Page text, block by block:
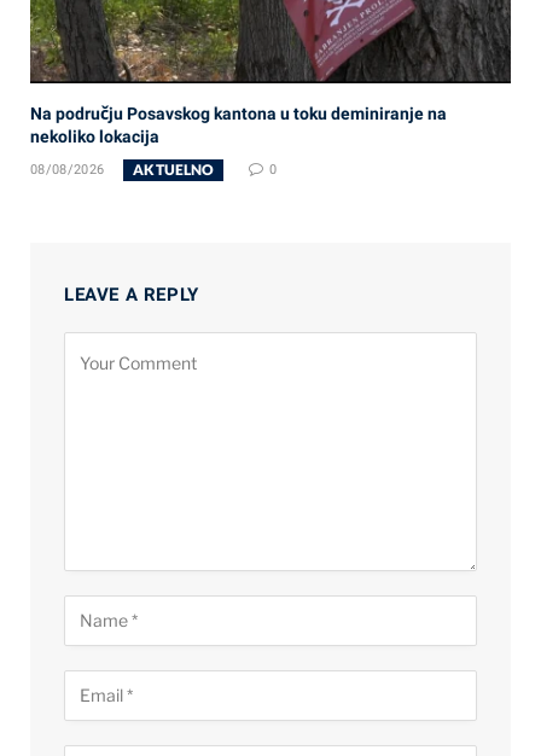
Na području Posavskog kantona u toku deminiranje na
nekoliko lokacija
08/08/2026 AKTUELNO 0
LEAVE A REPLY